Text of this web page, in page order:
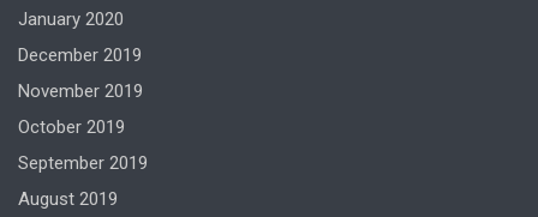
January 2020
December 2019
November 2019
October 2019
September 2019
August 2019